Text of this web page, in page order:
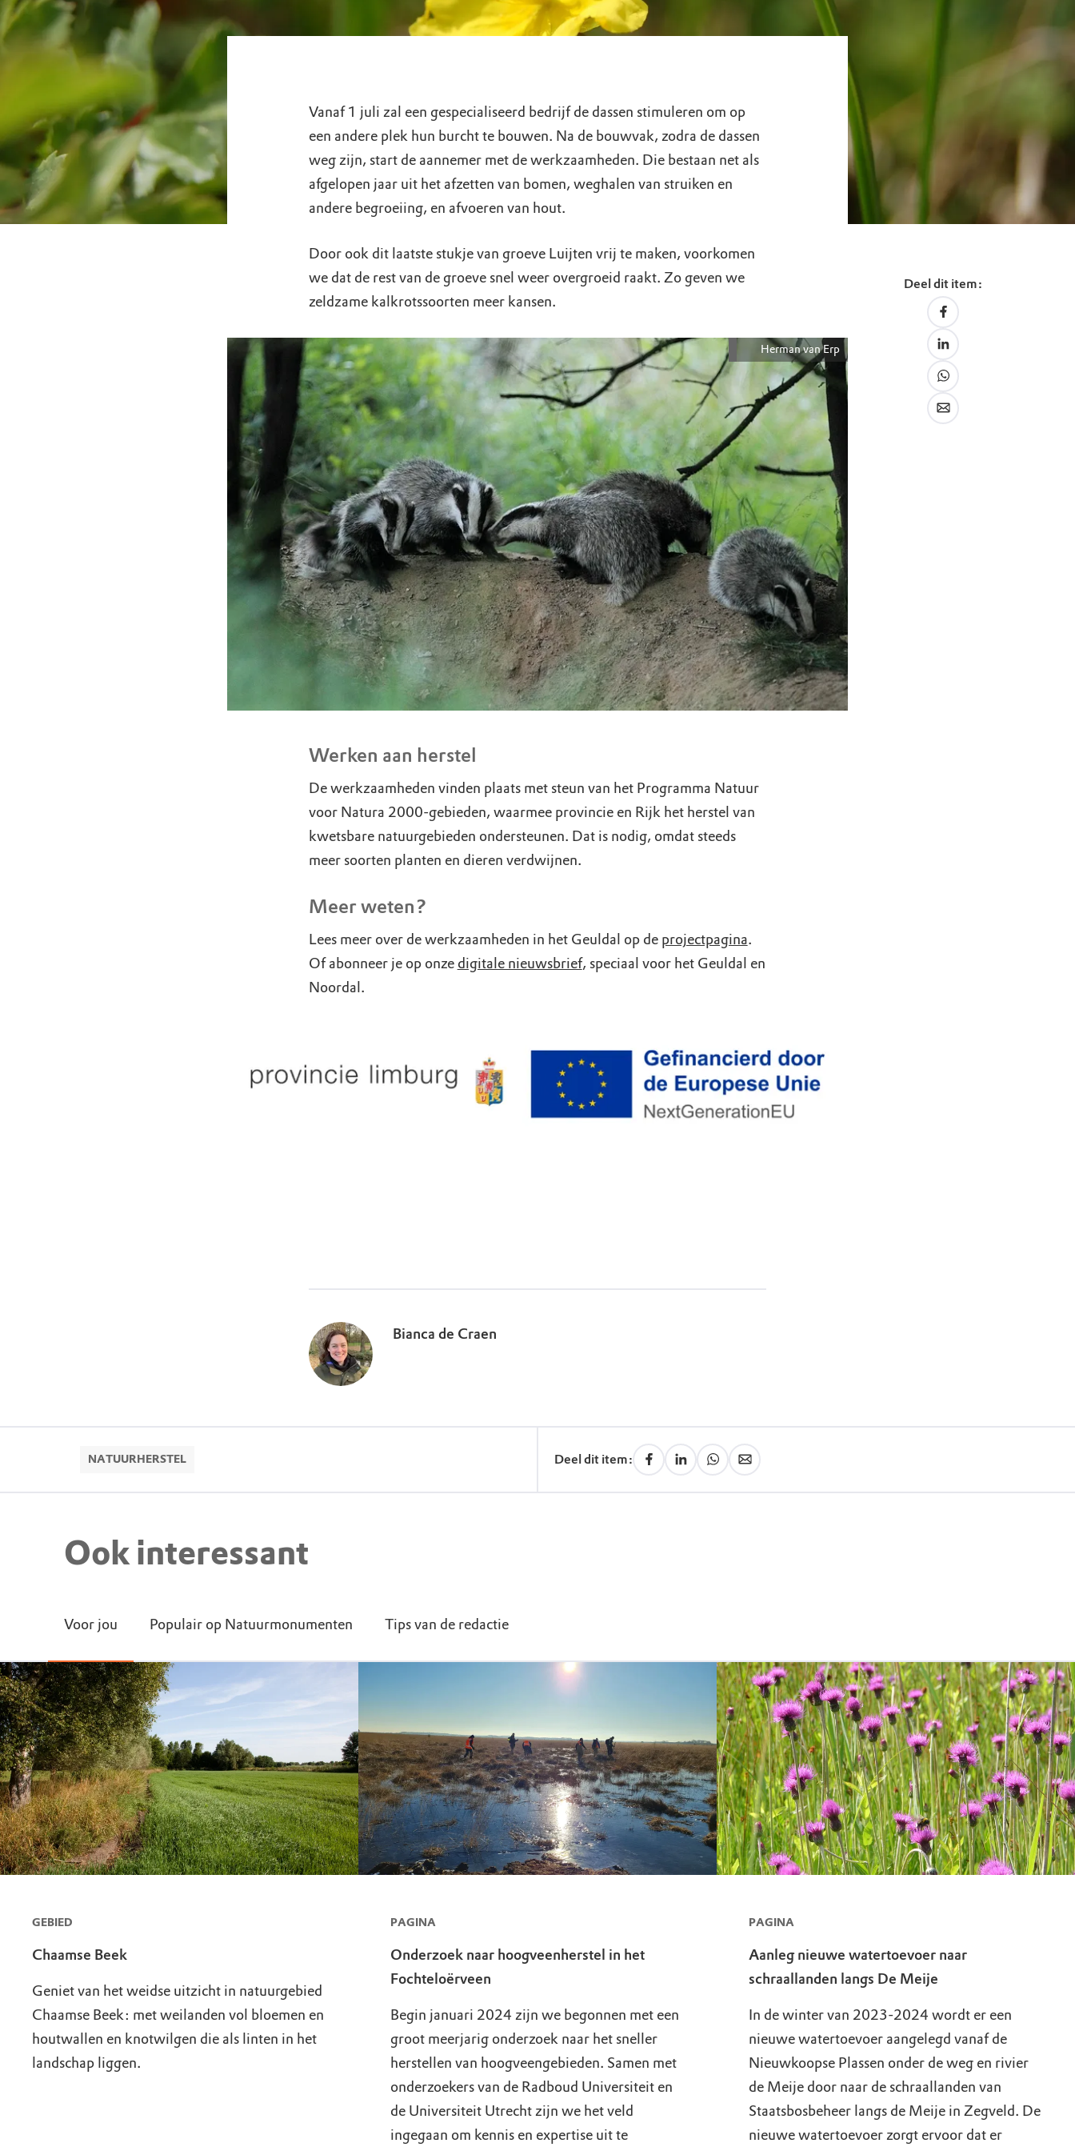
Vanaf 1 juli zal een gespecialiseerd bedrijf de dassen stimuleren om op
een andere plek hun burcht te bouwen. Na de bouwvak, zodra de dassen
weg zijn, start de aannemer met de werkzaamheden. Die bestaan net als
afgelopen jaar uit het afzetten van bomen, weghalen van struiken en
andere begroeiing, en afvoeren van hout.
Door ook dit laatste stukje van groeve Luijten vrij te maken, voorkomen
we dat de rest van de groeve snel weer overgroeid raakt. Zo geven we
zeldzame kalkrotssoorten meer kansen.
Herman van Erp
Werken aan herstel
De werkzaamheden vinden plaats met steun van het Programma Natuur
voor Natura 2000-gebieden, waarmee provincie en Rijk het herstel van
kwetsbare natuurgebieden ondersteunen. Dat is nodig, omdat steeds
meer soorten planten en dieren verdwijnen.
Meer weten?
Lees meer over de werkzaamheden in het Geuldal op de projectpagina.
Of abonneer je op onze digitale nieuwsbrief, speciaal voor het Geuldal en
Noordal.
Bianca de Craen
Deel dit item:
NATUURHERSTEL Deel dit item:
Ook interessant
Voor jou Populair op Natuurmonumenten Tips van de redactie
GEBIED
Chaamse Beek
Geniet van het weidse uitzicht in natuurgebied
Chaamse Beek: met weilanden vol bloemen en
houtwallen en knotwilgen die als linten in het
landschap liggen.
PAGINA
Onderzoek naar hoogveenherstel in het
Fochteloërveen
Begin januari 2024 zijn we begonnen met een
groot meerjarig onderzoek naar het sneller
herstellen van hoogveengebieden. Samen met
onderzoekers van de Radboud Universiteit en
de Universiteit Utrecht zijn we het veld
ingegaan om kennis en expertise uit te
PAGINA
Aanleg nieuwe watertoevoer naar
schraallanden langs De Meije
In de winter van 2023-2024 wordt er een
nieuwe watertoevoer aangelegd vanaf de
Nieuwkoopse Plassen onder de weg en rivier
de Meije door naar de schraallanden van
Staatsbosbeheer langs de Meije in Zegveld. De
nieuwe watertoevoer zorgt ervoor dat er